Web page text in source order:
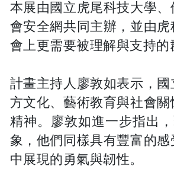
本展由國立虎尾科技大學
會安全網共同主辦，並由
會上更需要被理解與支持的
計畫主持人廖敦如表示，
方文化、藝術教育與社會
精神。廖敦如進一步指出
象，他們同樣具有豐富的
中展現的勇氣與韌性。